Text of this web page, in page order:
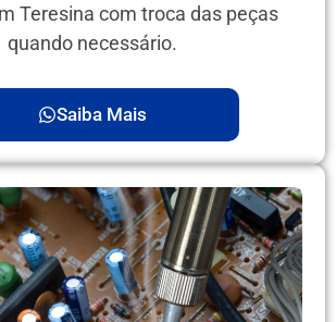
Teresina com troca das peças
quando necessário.
Saiba Mais